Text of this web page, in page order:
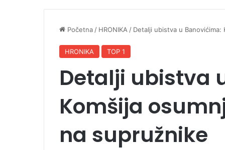
Početna/ HRONIKA/ Detalji ubistva u
HRONIKA TOP 1
Detalji ubistva
Komšija
na supružnike